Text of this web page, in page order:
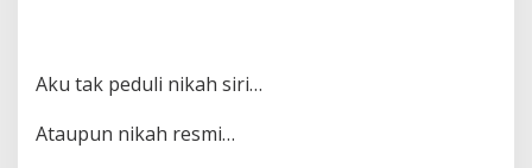
Aku tak peduli nikah siri…
Ataupun nikah resmi…